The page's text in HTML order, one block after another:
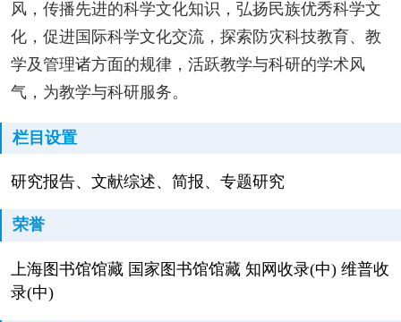
风，传播先进的科学文化知识，弘扬民族优秀科学文
化，促进国际科学文化交流，探索防灾科技教育、教
学及管理诸方面的规律，活跃教学与科研的学术风
气，为教学与科研服务。
栏目设置
研究报告、文献综述、简报、专题研究
荣誉
上海图书馆馆藏 国家图书馆馆藏 知网收录(中) 维普收
录(中)